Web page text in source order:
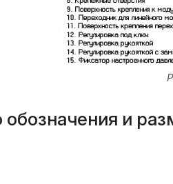
обозначения и